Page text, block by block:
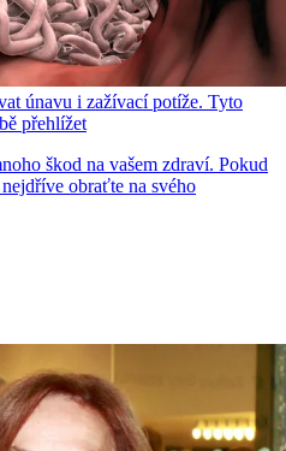
únavu i zažívací potíže. Tyto
přehlížet
škod na vašem zdraví. Pokud
obraťte na svého